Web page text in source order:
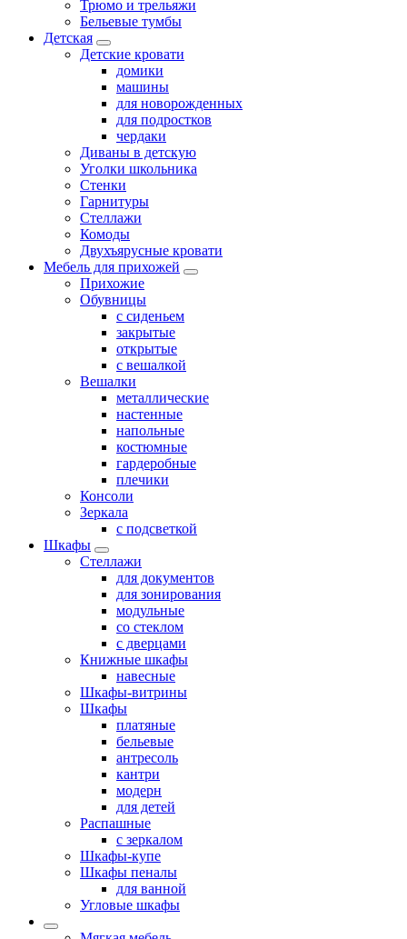
Трюмо и трельяжи
Бельевые тумбы
Детская
Детские кровати
домики
машины
для новорожденных
для подростков
чердаки
Диваны в детскую
Уголки школьника
Стенки
Гарнитуры
Стеллажи
Комоды
Двухъярусные кровати
Мебель для прихожей
Прихожие
Обувницы
с сиденьем
закрытые
открытые
с вешалкой
Вешалки
металлические
настенные
напольные
костюмные
гардеробные
плечики
Консоли
Зеркала
с подсветкой
Шкафы
Стеллажи
для документов
для зонирования
модульные
со стеклом
с дверцами
Книжные шкафы
навесные
Шкафы-витрины
Шкафы
платяные
бельевые
антресоль
кантри
модерн
для детей
Распашные
с зеркалом
Шкафы-купе
Шкафы пеналы
для ванной
Угловые шкафы